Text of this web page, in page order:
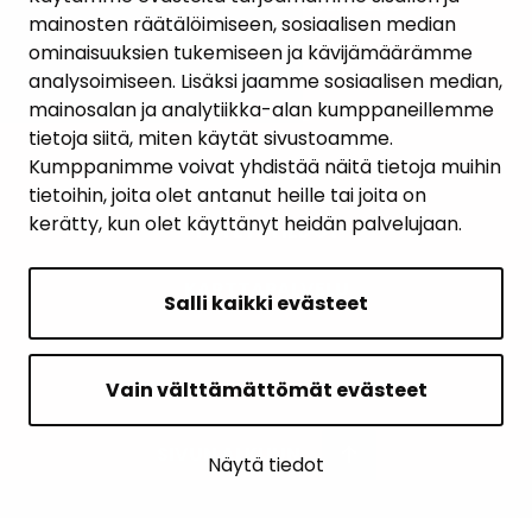
mainosten räätälöimiseen, sosiaalisen median
ominaisuuksien tukemiseen ja kävijämäärämme
analysoimiseen. Lisäksi jaamme sosiaalisen median,
mainosalan ja analytiikka-alan kumppaneillemme
tietoja siitä, miten käytät sivustoamme.
Kumppanimme voivat yhdistää näitä tietoja muihin
tietoihin, joita olet antanut heille tai joita on
kerätty, kun olet käyttänyt heidän palvelujaan.
Salli kaikki evästeet
Vain välttämättömät evästeet
Näytä tiedot
PALAUTE
AJANKOHTAISET
YHTEYSTIEDOT
KARTTAPALVELU
SIVUN ALKUUN